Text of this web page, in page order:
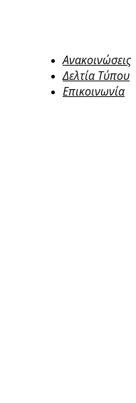
Ανακοινώσεις
Δελτία Τύπου
Επικοινωνία